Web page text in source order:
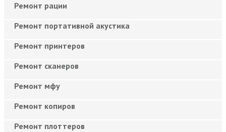
Ремонт рации
Ремонт портативной акустика
Ремонт принтеров
Ремонт сканеров
Ремонт мфу
Ремонт копиров
Ремонт плоттеров